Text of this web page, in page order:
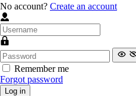
No account? Create an account
Remember me
Forgot password
Log in